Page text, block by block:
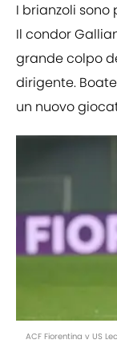
I brianzoli
Il condor
grande colpo
dirigente.
un nuovo
ACF Fiorentina v US